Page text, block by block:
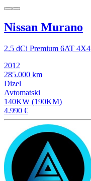
Nissan Murano
2.5 dCi Premium 6AT 4X4
2012
285.000 km
Dizel
Avtomatski
140KW (190KM)
4.990 €